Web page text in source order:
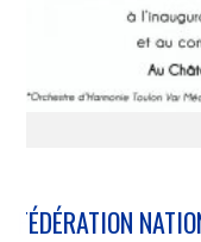
FÉDÉRATION